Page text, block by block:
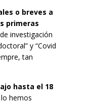
o breves a
primeras
investigación
y “Covid
tan
hasta el 18
hemos